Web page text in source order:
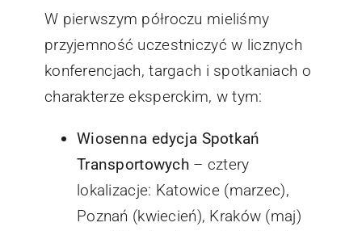
W pierwszym półroczu mieliśmy
przyjemność uczestniczyć w licznych
konferencjach, targach i spotkaniach o
charakterze eksperckim, w tym:
Wiosenna edycja Spotkań
Transportowych– cztery
lokalizacje: Katowice (marzec),
Poznań (kwiecień), Kraków (maj)